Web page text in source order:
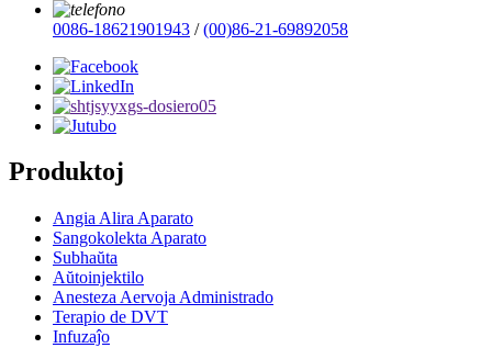
0086-18621901943 /(00)86-21-69892058
Produktoj
Angia Alira Aparato
Sangokolekta Aparato
Subhaŭta
Aŭtoinjektilo
Anesteza Aervoja Administrado
Terapio de DVT
Infuzaĵo